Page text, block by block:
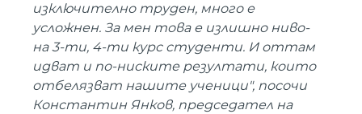
изключително труден, много е
усложнен. За мен това е излишно ниво-
на 3-ти, 4-ти курс студенти. И оттам
идват и по-ниските резултати, които
отбелязват нашите ученици", посочи
Константин Янков, председател на